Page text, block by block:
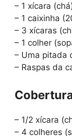
– 1 xícara
– 1 caixinha
– 3 xícaras
– 1 colher
– Uma pitada
– Raspas da
– 1/2 xícara
– 4 colheres